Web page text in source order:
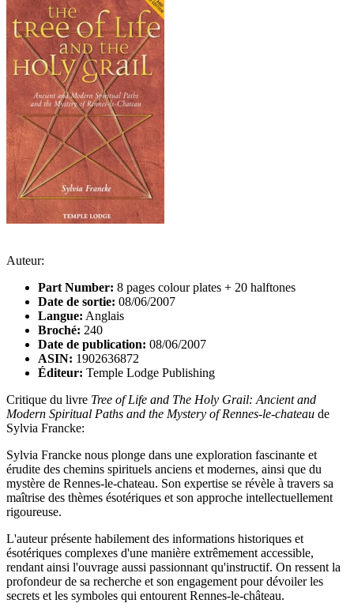
Auteur:
Part Number: 8 pages colour plates + 20 halftones
Date de sortie: 08/06/2007
Langue: Anglais
Broché: 240
Date de publication: 08/06/2007
ASIN: 1902636872
Éditeur: Temple Lodge Publishing
Critique du livre Tree of Life and The Holy Grail: Ancient and
Modern Spiritual Paths and the Mystery of Rennes-le-chateau de
Sylvia Francke:
Sylvia Francke nous plonge dans une exploration fascinante et
érudite des chemins spirituels anciens et modernes, ainsi que du
mystère de Rennes-le-chateau. Son expertise se révèle à travers sa
maîtrise des thèmes ésotériques et son approche intellectuellement
rigoureuse.
L'auteur présente habilement des informations historiques et
ésotériques complexes d'une manière extrêmement accessible,
rendant ainsi l'ouvrage aussi passionnant qu'instructif. On ressent la
profondeur de sa recherche et son engagement pour dévoiler les
secrets et les symboles qui entourent Rennes-le-château.